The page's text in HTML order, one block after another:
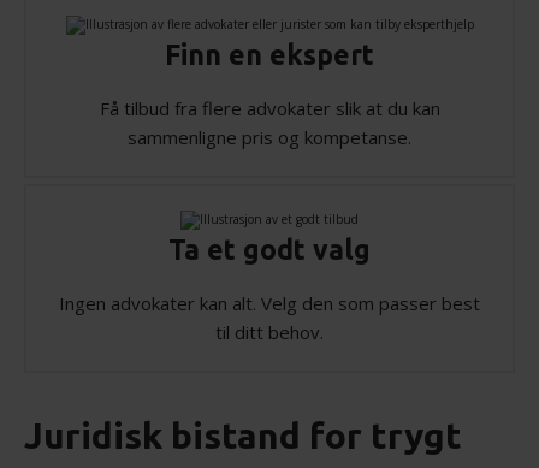
Finn en ekspert
Få tilbud fra flere advokater slik at du kan
sammenligne pris og kompetanse.
Ta et godt valg
Ingen advokater kan alt. Velg den som passer best
til ditt behov.
Juridisk bistand for trygt